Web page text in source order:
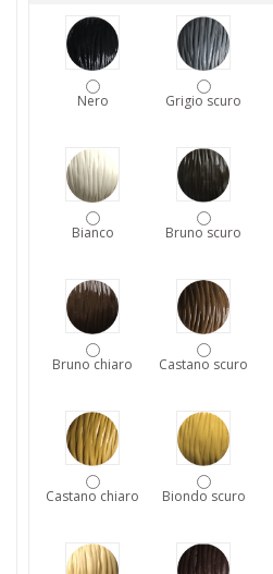
Nero Grigio scuro
Bianco Bruno scuro
Bruno chiaro Castano scuro
Castano chiaro Biondo scuro